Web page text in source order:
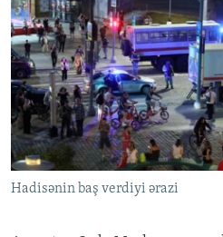
Hadisənin baş verdiyi ərazi